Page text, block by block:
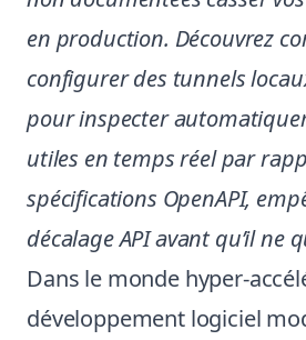
en production. Découvrez
configurer des tunnels
pour inspecter
utiles en temps réel par
spécifications OpenAPI,
décalage API avant qu’il ne
Dans le monde hyper-
développement logiciel